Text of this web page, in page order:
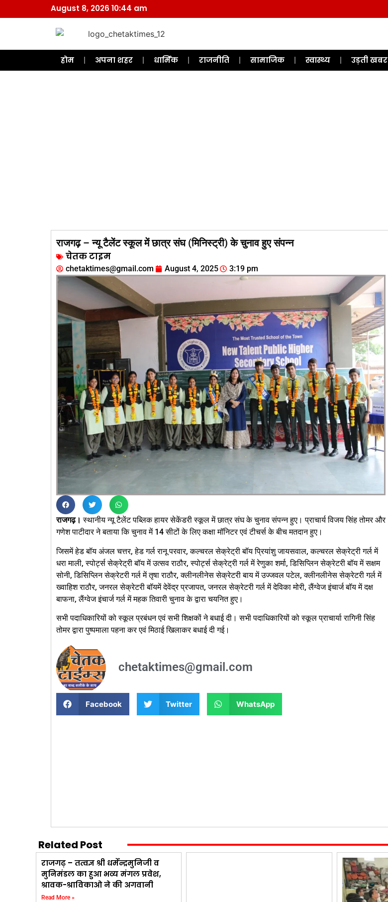
August 8, 2026 10:44 am
होम अपना शहर धार्मिक राजनीति सामाजिक स्वास्थ्य उड़ती खबर
राजगढ़ – न्यू टैलेंट स्कूल में छात्र संघ (मिनिस्ट्री) के चुनाव हुए संपन्न
चेतक टाइम
chetaktimes@gmail.com August 4, 2025 3:19 pm
राजगढ़। स्थानीय न्यू टैलेंट पब्लिक हायर सेकेंडरी स्कूल में छात्र संघ के चुनाव संपन्न हुए। प्राचार्य विजय सिंह तोमर और
गणेश पाटीदार ने बताया कि चुनाव में 14 सीटों के लिए कक्षा मॉनिटर एवं टीचर्स के बीच मतदान हुए।
जिसमें हेड बॉय अंजल चत्तर, हेड गर्ल रानू परवार, कल्चरल सेक्रेट्री बॉय प्रियांशु जायसवाल, कल्चरल सेक्रेट्री गर्ल में
धरा माली, स्पोर्ट्स सेक्रेट्री बॉय में उत्सव राठौर, स्पोर्ट्स सेक्रेट्री गर्ल में रेणुका शर्मा, डिसिप्लिन सेक्रेटरी बॉय में सक्षम
सोनी, डिसिप्लिन सेक्रेटरी गर्ल में तृषा राठौर, क्लीनलीनेस सेक्रेटरी बाय में उज्जवल पटेल, क्लीनलीनेस सेक्रेटरी गर्ल में
ख्वाहिश राठौर, जनरल सेक्रेटरी बॉयमें देवेंद्र प्रजापत, जनरल सेक्रेटरी गर्ल में देविका मोरी, लैंग्वेज इंचार्ज बॉय में दक्ष
बाफना, लैंग्वेज इंचार्ज गर्ल में महक तिवारी चुनाव के द्वारा चयनित हुए।
सभी पदाधिकारियों को स्कूल प्रबंधन एवं सभी शिक्षकों ने बधाई दी। सभी पदाधिकारियों को स्कूल प्राचार्या रागिनी सिंह
तोमर द्वारा पुष्पमाला पहना कर एवं मिठाई खिलाकर बधाई दी गई।
chetaktimes@gmail.com
Facebook Twitter WhatsApp
Related Post
राजगढ़ – तत्वज्ञ श्री धर्मेन्द्रमुनिजी व
मुनिमंडल का हुआ भव्य मंगल प्रवेश,
श्रावक-श्राविकाओ ने की अगवानी
Read More »